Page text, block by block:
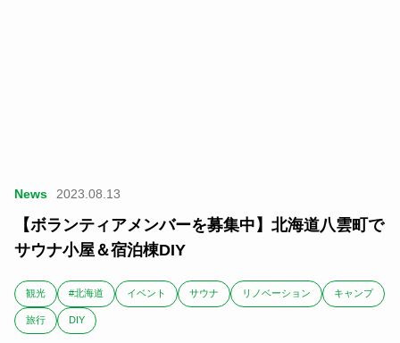
News 2023.08.13
【ボランティアメンバーを募集中】北海道八雲町で
サウナ小屋＆宿泊棟DIY
観光 #北海道 イベント サウナ リノベーション キャンプ
旅行 DIY